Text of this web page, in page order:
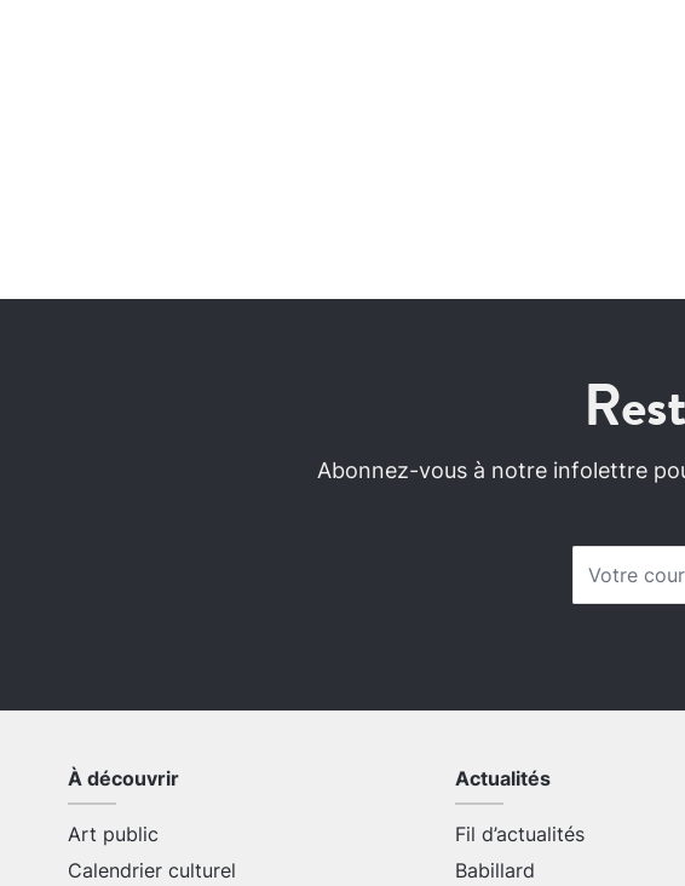
Abonnez-vous à notre infolettre
À découvrir
Art public
Calendrier culturel
Actualités
Fil d’actualités
Babillard